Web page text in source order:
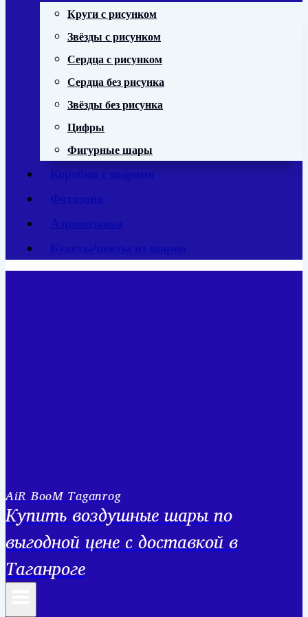
Круги с рисунком
Звёзды с рисунком
Сердца с рисунком
Сердца без рисунка
Звёзды без рисунка
Цифры
Фигурные шары
Коробки с шарами
Фотозона
Аэромозаика
Букеты/цветы из шаров
AiR BooM Taganrog
Купить воздушные шары по
выгодной цене с доставкой в
Таганроге